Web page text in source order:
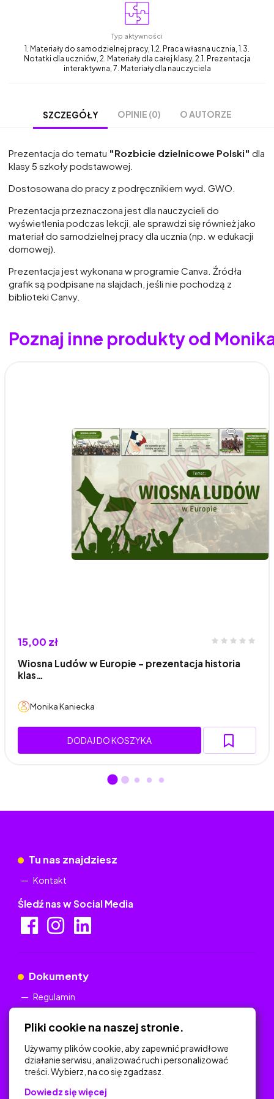
Typ aktywności
1. Materiały do samodzielnej pracy, 1.2. Praca własna ucznia, 1.3.
Notatki dla uczniów, 2. Materiały dla całej klasy, 2.1. Prezentacja
interaktywna, 7. Materiały dla nauczyciela
SZCZEGÓŁY OPINIE (0) O AUTORZE
Prezentacja do tematu "Rozbicie dzielnicowe Polski" dla
klasy 5 szkoły podstawowej.
Dostosowana do pracy z podręcznikiem wyd. GWO.
Prezentacja przeznaczona jest dla nauczycieli do
wyświetlenia podczas lekcji, ale sprawdzi się również jako
materiał do samodzielnej pracy dla ucznia (np. w edukacji
domowej).
Prezentacja jest wykonana w programie Canva. Źródła
grafik są podpisane na slajdach, jeśli nie pochodzą z
biblioteki Canvy.
Poznaj inne produkty od
15,00 zł
Wiosna Ludów w Europie - prezentacja historia
klas…
Monika Kaniecka
DODAJ DO KOSZYKA
Tu nas znajdziesz
Kontakt
Śledź nas w Social Media
Dokumenty
Regulamin
Na skróty
Polityka Prywatności
Pliki cookie na naszej stronie.
Używamy plików cookie, aby zapewnić prawidłowe
działanie serwisu, analizować ruch i personalizować
treści. Wybierz, na co się zgadzasz.
Dowiedz się więcej